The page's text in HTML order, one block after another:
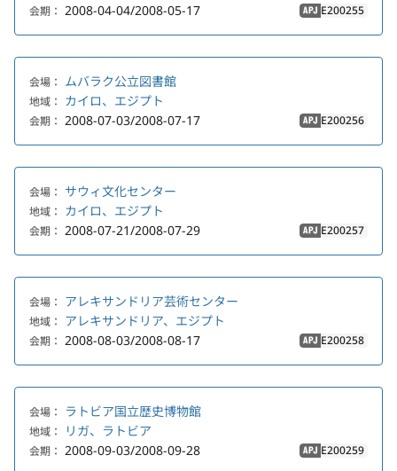
会期： 2008-04-04/2008-05-17 APJ E200255
会場： ムバラク公立図書館
地域： カイロ、エジプト
会期： 2008-07-03/2008-07-17 APJ E200256
会場： サウィ文化センター
地域： カイロ、エジプト
会期： 2008-07-21/2008-07-29 APJ E200257
会場： アレキサンドリア芸術センター
地域： アレキサンドリア、エジプト
会期： 2008-08-03/2008-08-17 APJ E200258
会場： ラトビア国立歴史博物館
地域： リガ、ラトビア
会期： 2008-09-03/2008-09-28 APJ E200259